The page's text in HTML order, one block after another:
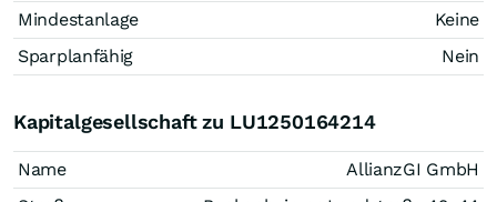
Mindestanlage
Keine
Sparplanfähig
Nein
Kapitalgesellschaft zu LU1250164214
Name
AllianzGI GmbH